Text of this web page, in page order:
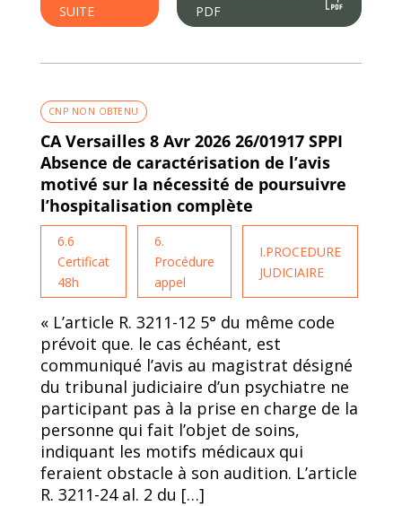
SUITE
PDF
CNP NON OBTENU
CA Versailles 8 Avr 2026 26/01917 SPPI
Absence de caractérisation de l’avis
motivé sur la nécessité de poursuivre
l’hospitalisation complète
6.6
Certificat
48h
6.
Procédure
appel
I.PROCEDURE
JUDICIAIRE
« L’article R. 3211-12 5° du même code
prévoit que. le cas échéant, est
communiqué l’avis au magistrat désigné
du tribunal judiciaire d’un psychiatre ne
participant pas à la prise en charge de la
personne qui fait l’objet de soins,
indiquant les motifs médicaux qui
feraient obstacle à son audition. L’article
R. 3211-24 al. 2 du […]